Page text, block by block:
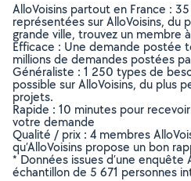
AlloVoisins partout en France :
représentées sur AlloVoisins, du
grande ville, trouvez un membre
Efficace : Une demande postée
millions de demandes postées
Généraliste : 1 250 types de
possible sur AlloVoisins, du plus
projets.
Rapide : 10 minutes pour
votre demande
Qualité / prix : 4 membres
qu’AlloVoisins propose un bon
* Données issues d’une enquête
échantillon de 5 671 personnes